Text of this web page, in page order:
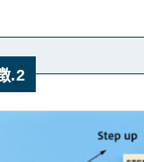
.2